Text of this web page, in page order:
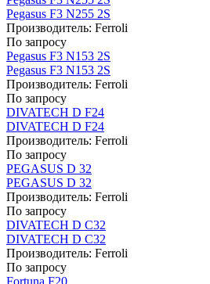
Pegasus F3 N255 2S
Производитель: Ferroli
По запросу
Pegasus F3 N153 2S
Pegasus F3 N153 2S
Производитель: Ferroli
По запросу
DIVATECH D F24
DIVATECH D F24
Производитель: Ferroli
По запросу
PEGASUS D 32
PEGASUS D 32
Производитель: Ferroli
По запросу
DIVATECH D C32
DIVATECH D C32
Производитель: Ferroli
По запросу